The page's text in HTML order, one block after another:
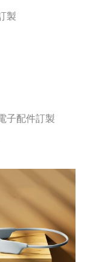
製
子配件訂製